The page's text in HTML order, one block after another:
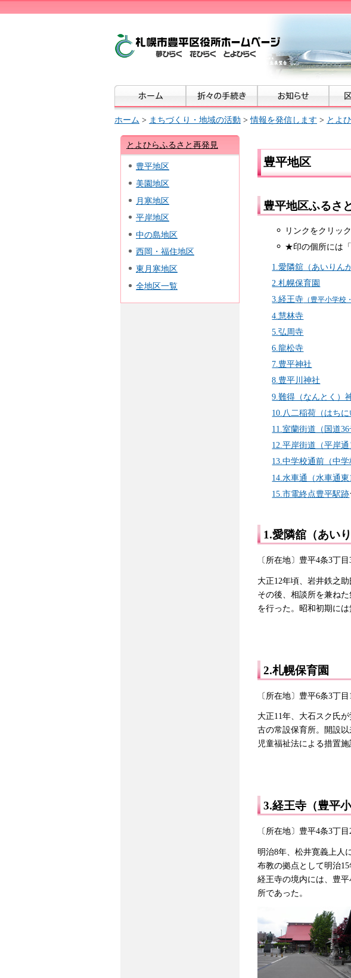
ホーム > まちづくり・地域の活動 >情報を発信します > とよ
とよひらふるさと再発見
豊平地区
美園地区
月寒地区
平岸地区
中の島地区
西岡・福住地区
東月寒地区
全地区一覧
豊平地区
豊平地区ふるさ
リンクをクリッ
★印の個所には
1.愛隣舘（あいりん
2.札幌保育園
3.経王寺 （豊平小学校
4.慧林寺
5.弘周寺
6.龍松寺
7.豊平神社
8.豊平川神社
9.難得（なんとく）
10.八二稲荷（はち
11.室蘭街道（国道36
12.平岸街道（平岸通
13.中学校通前（中学
14.水車通（水車通東
15.市電終点豊平駅跡
1.愛隣舘（あいり
〔所在地〕豊平4条3丁目
大正12年頃、岩井鉄之
その後、相談所を兼ね
を行った。昭和初期には
2.札幌保育園
〔所在地〕豊平6条3丁目
大正11年、大石スク氏
古の常設保育所。開設
児童福祉法による措置
3.経王寺（豊平
〔所在地〕豊平4条3丁目
明治8年、松井寛義上人
布教の拠点として明治
経王寺の境内には、豊
所であった。